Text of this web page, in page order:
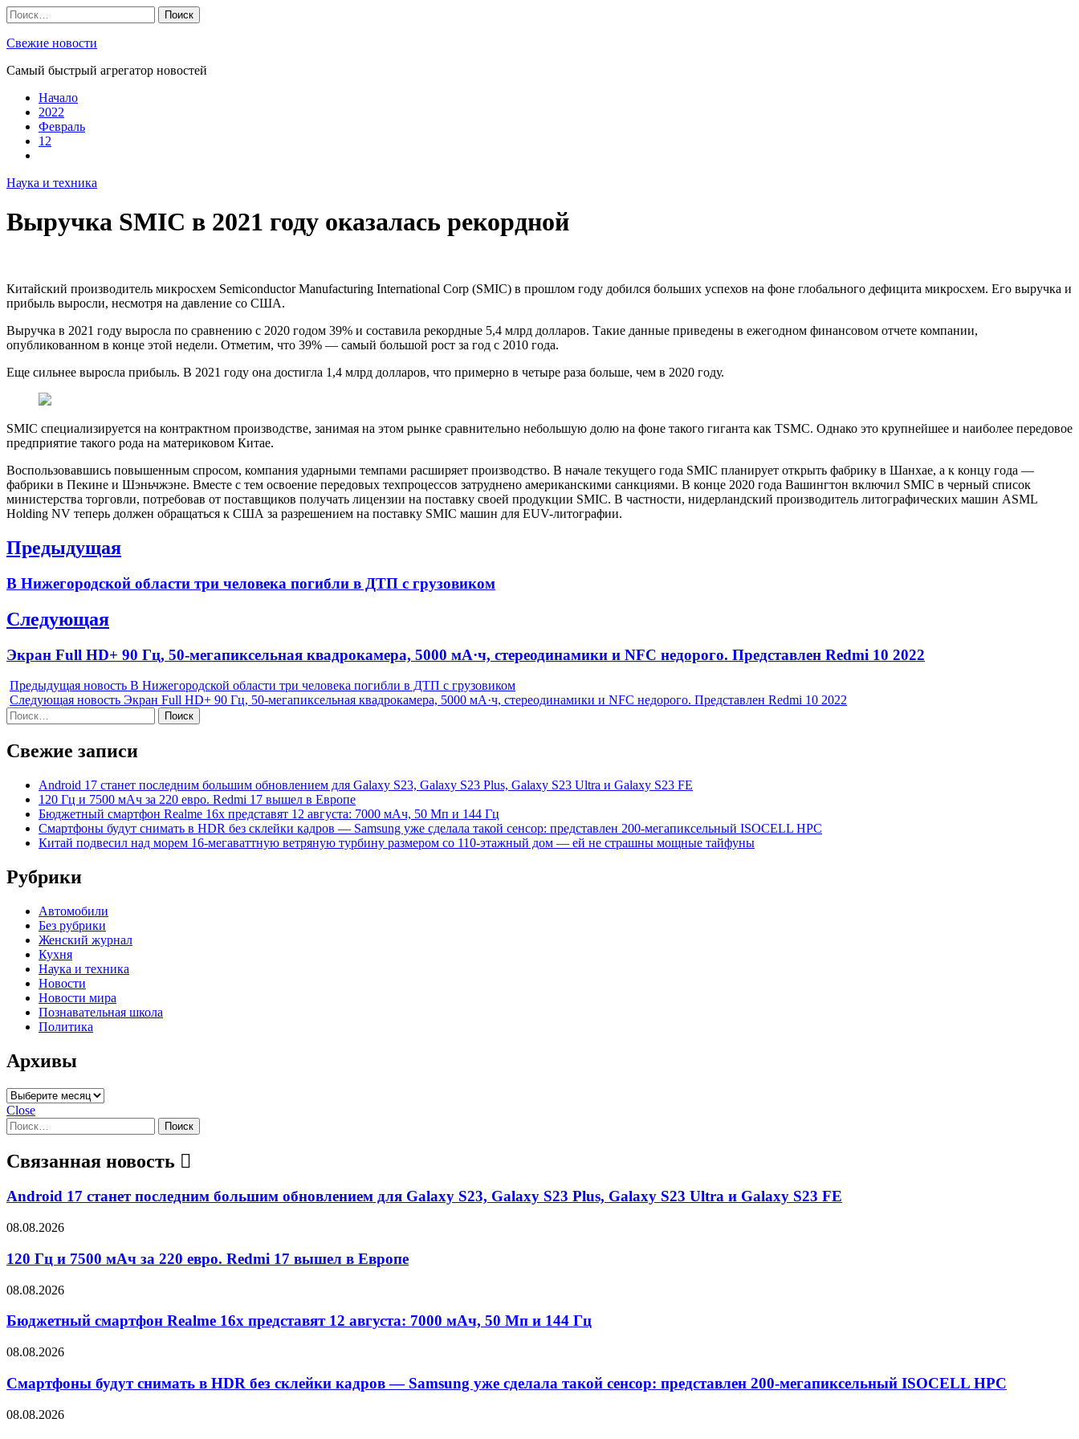
Skip
to
content
Найти:
Свежие новости
Самый быстрый агрегатор новостей
Начало
2022
Февраль
12
Наука и техника
Выручка SMIC в 2021 году оказалась рекордной
Китайский производитель микросхем Semiconductor Manufacturing International Corp (SMIC) в прошлом году добился больших успехов на фоне глобального дефицита микросхем. Его выручка и
прибыль выросли, несмотря на давление со США.
Выручка в 2021 году выросла по сравнению с 2020 годом 39% и составила рекордные 5,4 млрд долларов. Такие данные приведены в ежегодном финансовом отчете компании,
опубликованном в конце этой недели. Отметим, что 39% — самый большой рост за год с 2010 года.
Еще сильнее выросла прибыль. В 2021 году она достигла 1,4 млрд долларов, что примерно в четыре раза больше, чем в 2020 году.
SMIC специализируется на контрактном производстве, занимая на этом рынке сравнительно небольшую долю на фоне такого гиганта как TSMC. Однако это крупнейшее и наиболее передовое
предприятие такого рода на материковом Китае.
Воспользовавшись повышенным спросом, компания ударными темпами расширяет производство. В начале текущего года SMIC планирует открыть фабрику в Шанхае, а к концу года —
фабрики в Пекине и Шэньчжэне. Вместе с тем освоение передовых техпроцессов затруднено американскими санкциями. В конце 2020 года Вашингтон включил SMIC в черный список
министерства торговли, потребовав от поставщиков получать лицензии на поставку своей продукции SMIC. В частности, нидерландский производитель литографических машин ASML
Holding NV теперь должен обращаться к США за разрешением на поставку SMIC машин для EUV-литографии.
Навигация
записям
Предыдущая
Previous
В Нижегородской области три человека погибли в ДТП с грузовиком
Следующая
Next
post:
Экран Full HD+ 90 Гц, 50-мегапиксельная квадрокамера, 5000 мА·ч, стереодинамики и NFC недорого. Представлен Redmi 10 2022
Предыдущая новость В Нижегородской области три человека погибли в ДТП с грузовиком
Следующая новость Экран Full HD+ 90 Гц, 50-мегапиксельная квадрокамера, 5000 мА·ч, стереодинамики и NFC недорого. Представлен Redmi 10 2022
Найти:
Свежие записи
Android 17 станет последним большим обновлением для Galaxy S23, Galaxy S23 Plus, Galaxy S23 Ultra и Galaxy S23 FE
120 Гц и 7500 мАч за 220 евро. Redmi 17 вышел в Европе
Бюджетный смартфон Realme 16x представят 12 августа: 7000 мАч, 50 Мп и 144 Гц
Смартфоны будут снимать в HDR без склейки кадров — Samsung уже сделала такой сенсор: представлен 200-мегапиксельный ISOCELL HPC
Китай подвесил над морем 16-мегаваттную ветряную турбину размером со 110-этажный дом — ей не страшны мощные тайфуны
Рубрики
Автомобили
Без рубрики
Женский журнал
Кухня
Наука и техника
Новости
Новости мира
Познавательная школа
Политика
Архивы
Архивы
Close
Найти:
Связанная новость
Android 17 станет последним большим обновлением для Galaxy S23, Galaxy S23 Plus, Galaxy S23 Ultra и Galaxy S23 FE
08.08.2026
120 Гц и 7500 мАч за 220 евро. Redmi 17 вышел в Европе
08.08.2026
Бюджетный смартфон Realme 16x представят 12 августа: 7000 мАч, 50 Мп и 144 Гц
08.08.2026
Смартфоны будут снимать в HDR без склейки кадров — Samsung уже сделала такой сенсор: представлен 200-мегапиксельный ISOCELL HPC
08.08.2026